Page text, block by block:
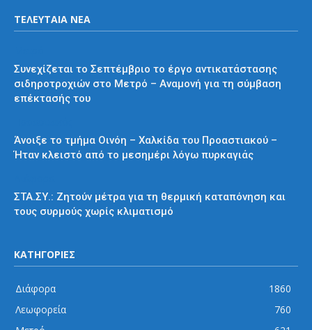
ΤΕΛΕΥΤΑΙΑ ΝΕΑ
Συνεχίζεται το Σεπτέμβριο το έργο αντικατάστασης
σιδηροτροχιών στο Μετρό – Αναμονή για τη σύμβαση
επέκτασής του
Άνοιξε το τμήμα Οινόη – Χαλκίδα του Προαστιακού –
Ήταν κλειστό από το μεσημέρι λόγω πυρκαγιάς
ΣΤΑ.ΣΥ.: Ζητούν μέτρα για τη θερμική καταπόνηση και
τους συρμούς χωρίς κλιματισμό
ΚΑΤΗΓΟΡΙΕΣ
Διάφορα
1860
Λεωφορεία
760